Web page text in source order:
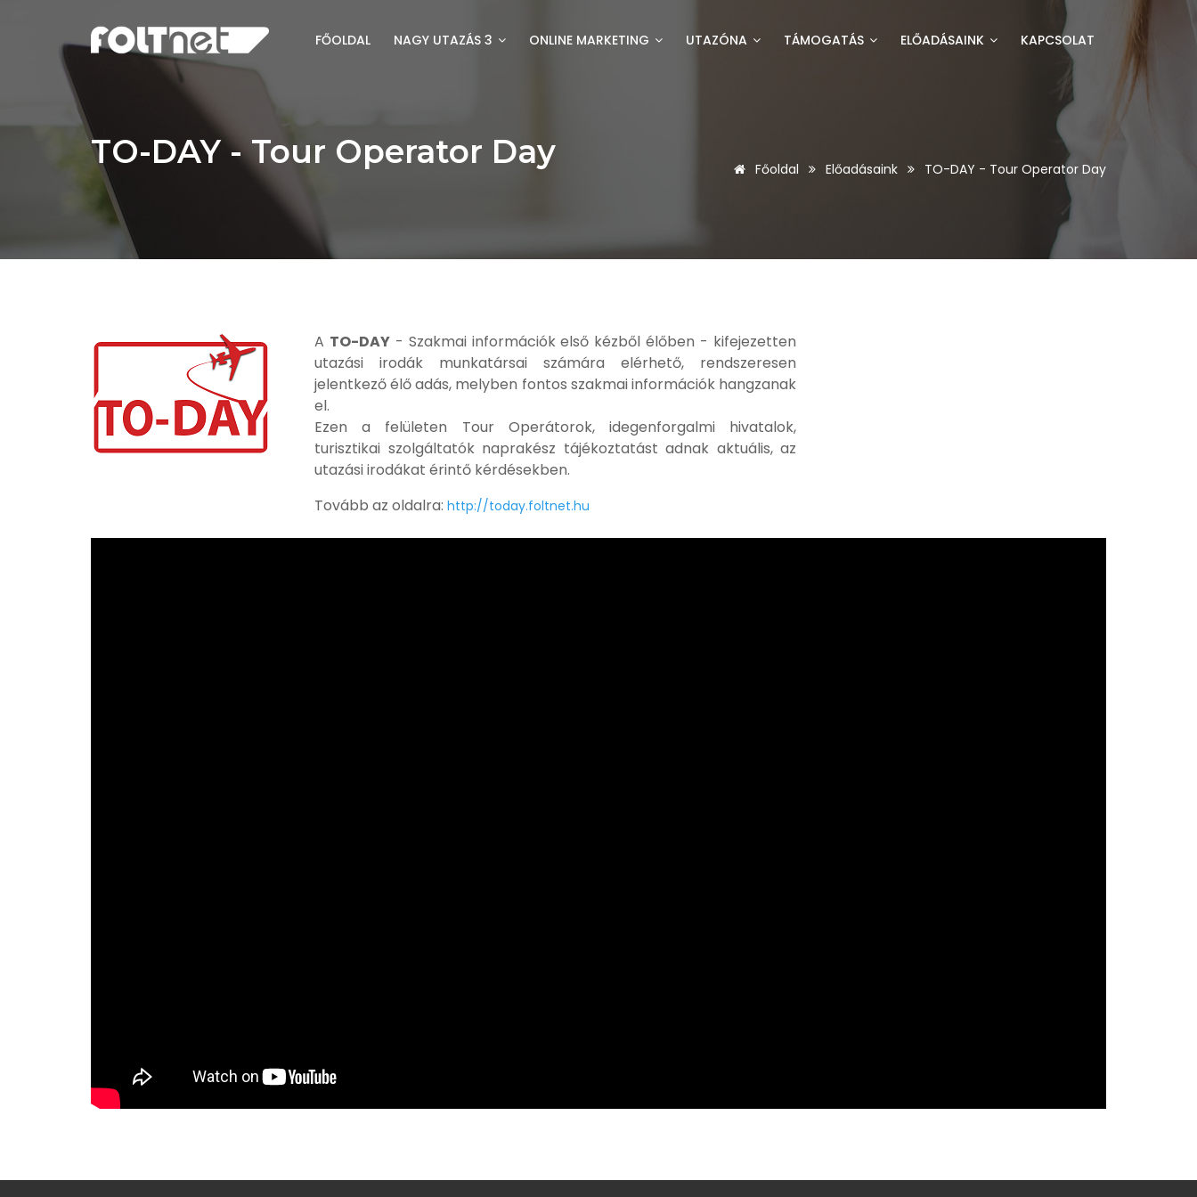
FŐOLDAL NAGY UTAZÁS 3 ONLINE MARKETING UTAZÓNA TÁMOGATÁS ELŐADÁSAINK KAPCSOLAT
TO-DAY - Tour Operator Day Főoldal Előadásaink TO-DAY - Tour Operator Day
A TO-DAY- Szakmai információk első kézből élőben - kifejezetten
utazási irodák munkatársai számára elérhető, rendszeresen
jelentkező élő adás, melyben fontos szakmai információk hangzanak
el.
Ezen a felületen Tour Operátorok, idegenforgalmi hivatalok,
turisztikai szolgáltatók naprakész tájékoztatást adnak aktuális, az
utazási irodákat érintő kérdésekben.
Tovább az oldalra: http://today.foltnet.hu